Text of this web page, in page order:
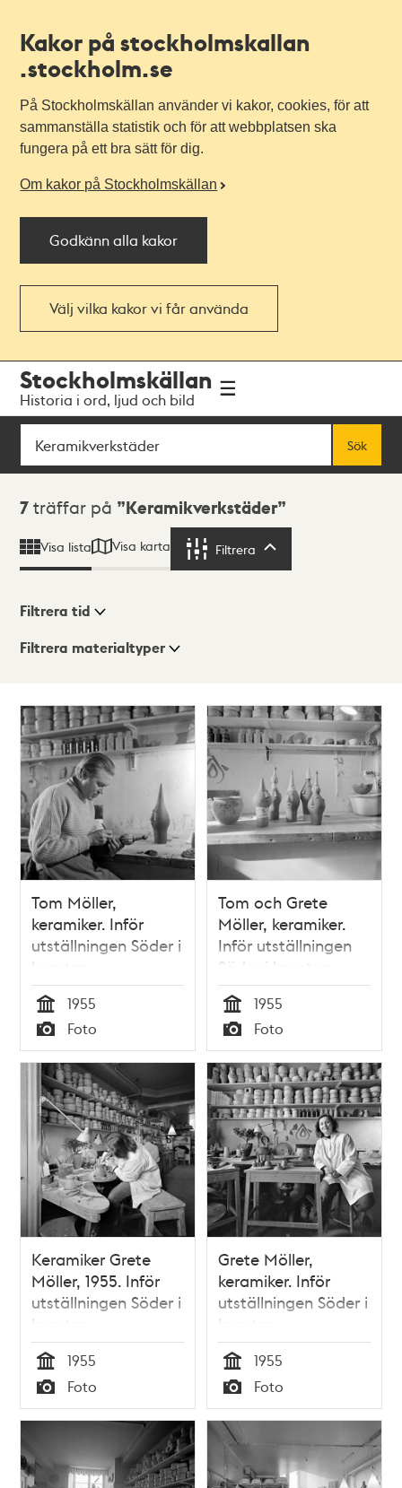
Kakor på stockholmskallan
.stockholm.se
På Stockholmskällan använder vi kakor, cookies, för att
sammanställa statistik och för att webbplatsen ska
fungera på ett bra sätt för dig.
Om kakor på Stockholmskällan
Godkänn alla kakor
Välj vilka kakor vi får använda
navigationen
huvudinnehållet
Stockholmskällan
Historia i ord, ljud och bild
Sök
Sök
Sökresultat
7 träffar på Keramikverkstäder
Visa lista Visa karta Filtrera
Visningsläge
Lista
Karta
Filtrera tid
Filtrera materialtyper
träffar
Tom Möller,
keramiker. Inför
utställningen Söder i
konsten
Tid
1955
Typ
Foto
Tom och Grete
Möller, keramiker.
Inför utställningen
Söder i konsten
Tid
1955
Typ
Foto
Keramiker Grete
Möller, 1955. Inför
utställningen Söder i
konsten
Tid
1955
Typ
Foto
Grete Möller,
keramiker. Inför
utställningen Söder i
konsten
Tid
1955
Typ
Foto